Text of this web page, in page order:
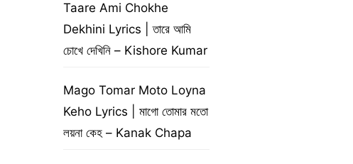
Taare Ami Chokhe
Dekhini Lyrics | তারে আমি
চোখে দেখিনি – Kishore Kumar
Mago Tomar Moto Loyna
Keho Lyrics | মাগো তোমার মতো
লয়না কেহ – Kanak Chapa